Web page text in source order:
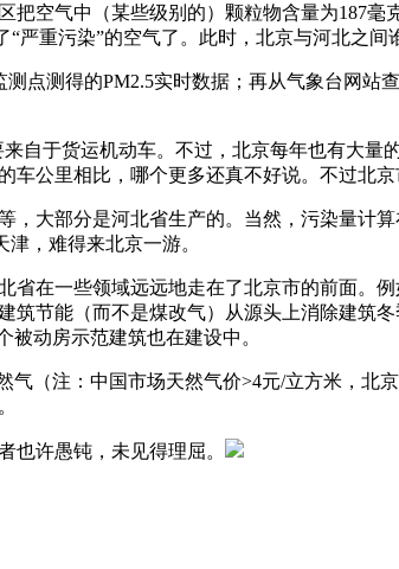
空气中（某些级别的）颗粒物含量为187毫
严重污染”的空气了。此时，北京与河北之间
测得的PM2.5实时数据；再从气象台网站
于货运机动车。不过，北京每年也有大量
公里相比，哪个更多还真不好说。不过北京
大部分是河北省生产的。当然，污染量计
，难得来北京一游。
在一些领域远远地走在了北京市的前面。
节能（而不是煤改气）从源头上消除建筑
动房示范建筑也在建设中。
（注：中国市场天然气价>4元/立方米，北
许愚钝，未见得理屈。